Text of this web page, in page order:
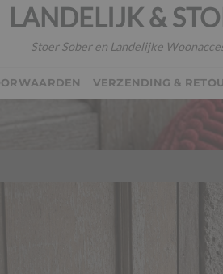
LANDELIJK &
Stoer Sober en Landelijke
VERZENDING &